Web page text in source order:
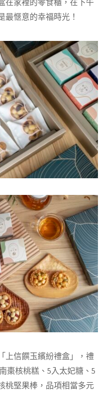
最愜意的幸福時光！
「上信饌玉繽紛禮盒 」，禮
棗核桃糕、5入太妃糖、5
桃堅果棒，品項相當多元